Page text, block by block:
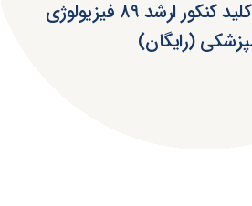
دانلود سوالات و کلید کنکور ارشد ۸۹ فیزیولوژی
(رایگان)